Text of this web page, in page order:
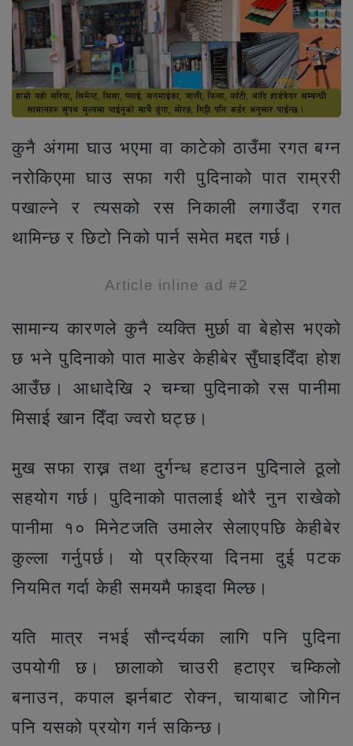
कुनै अंगमा घाउ भएमा वा काटेको ठाउँमा रगत बग्न
नरोकिएमा घाउ सफा गरी पुदिनाको पात राम्ररी
पखाल्ने र त्यसको रस निकाली लगाउँदा रगत
थामिन्छ र छिटो निको पार्न समेत मद्दत गर्छ।
Article inline ad #2
सामान्य कारणले कुनै व्यक्ति मुर्छा वा बेहोस भएको
छ भने पुदिनाको पात माडेर केहीबेर सुँघाइदिँदा होश
आउँछ। आधादेखि २ चम्चा पुदिनाको रस पानीमा
मिसाई खान दिँदा ज्वरो घट्छ।
मुख सफा राख्न तथा दुर्गन्ध हटाउन पुदिनाले ठूलो
सहयोग गर्छ। पुदिनाको पातलाई थोरै नुन राखेको
पानीमा १० मिनेटजति उमालेर सेलाएपछि केहीबेर
कुल्ला गर्नुपर्छ। यो प्रक्रिया दिनमा दुई पटक
नियमित गर्दा केही समयमै फाइदा मिल्छ।
यति मात्र नभई सौन्दर्यका लागि पनि पुदिना
उपयोगी छ। छालाको चाउरी हटाएर चम्किलो
बनाउन, कपाल झर्नबाट रोक्न, चायाबाट जोगिन
पनि यसको प्रयोग गर्न सकिन्छ।